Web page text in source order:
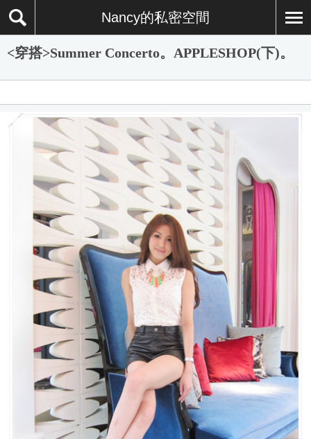
Nancy的私密空間
<穿搭>Summer Concerto。APPLESHOP(下)。